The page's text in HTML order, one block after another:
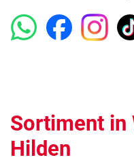
Sortiment in
Hilden